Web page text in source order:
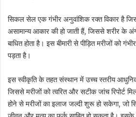
सिकल सेल एक गंभीर अनुवांशिक रक्त विकार है
असामान्य आकार की हो जाती हैं, जिससे शरीर के
बाधित होता है। इस बीमारी से पीड़ित मरीजों को
पड़ता है।
इस स्वीकृति के तहत संस्थान में उच्च स्तरीय आधुनिक
जिससे मरीजों को त्वरित और सटीक जांच रिपोर्ट
होने से मरीजों का इलाज जल्दी शुरू हो सकेगा, जो